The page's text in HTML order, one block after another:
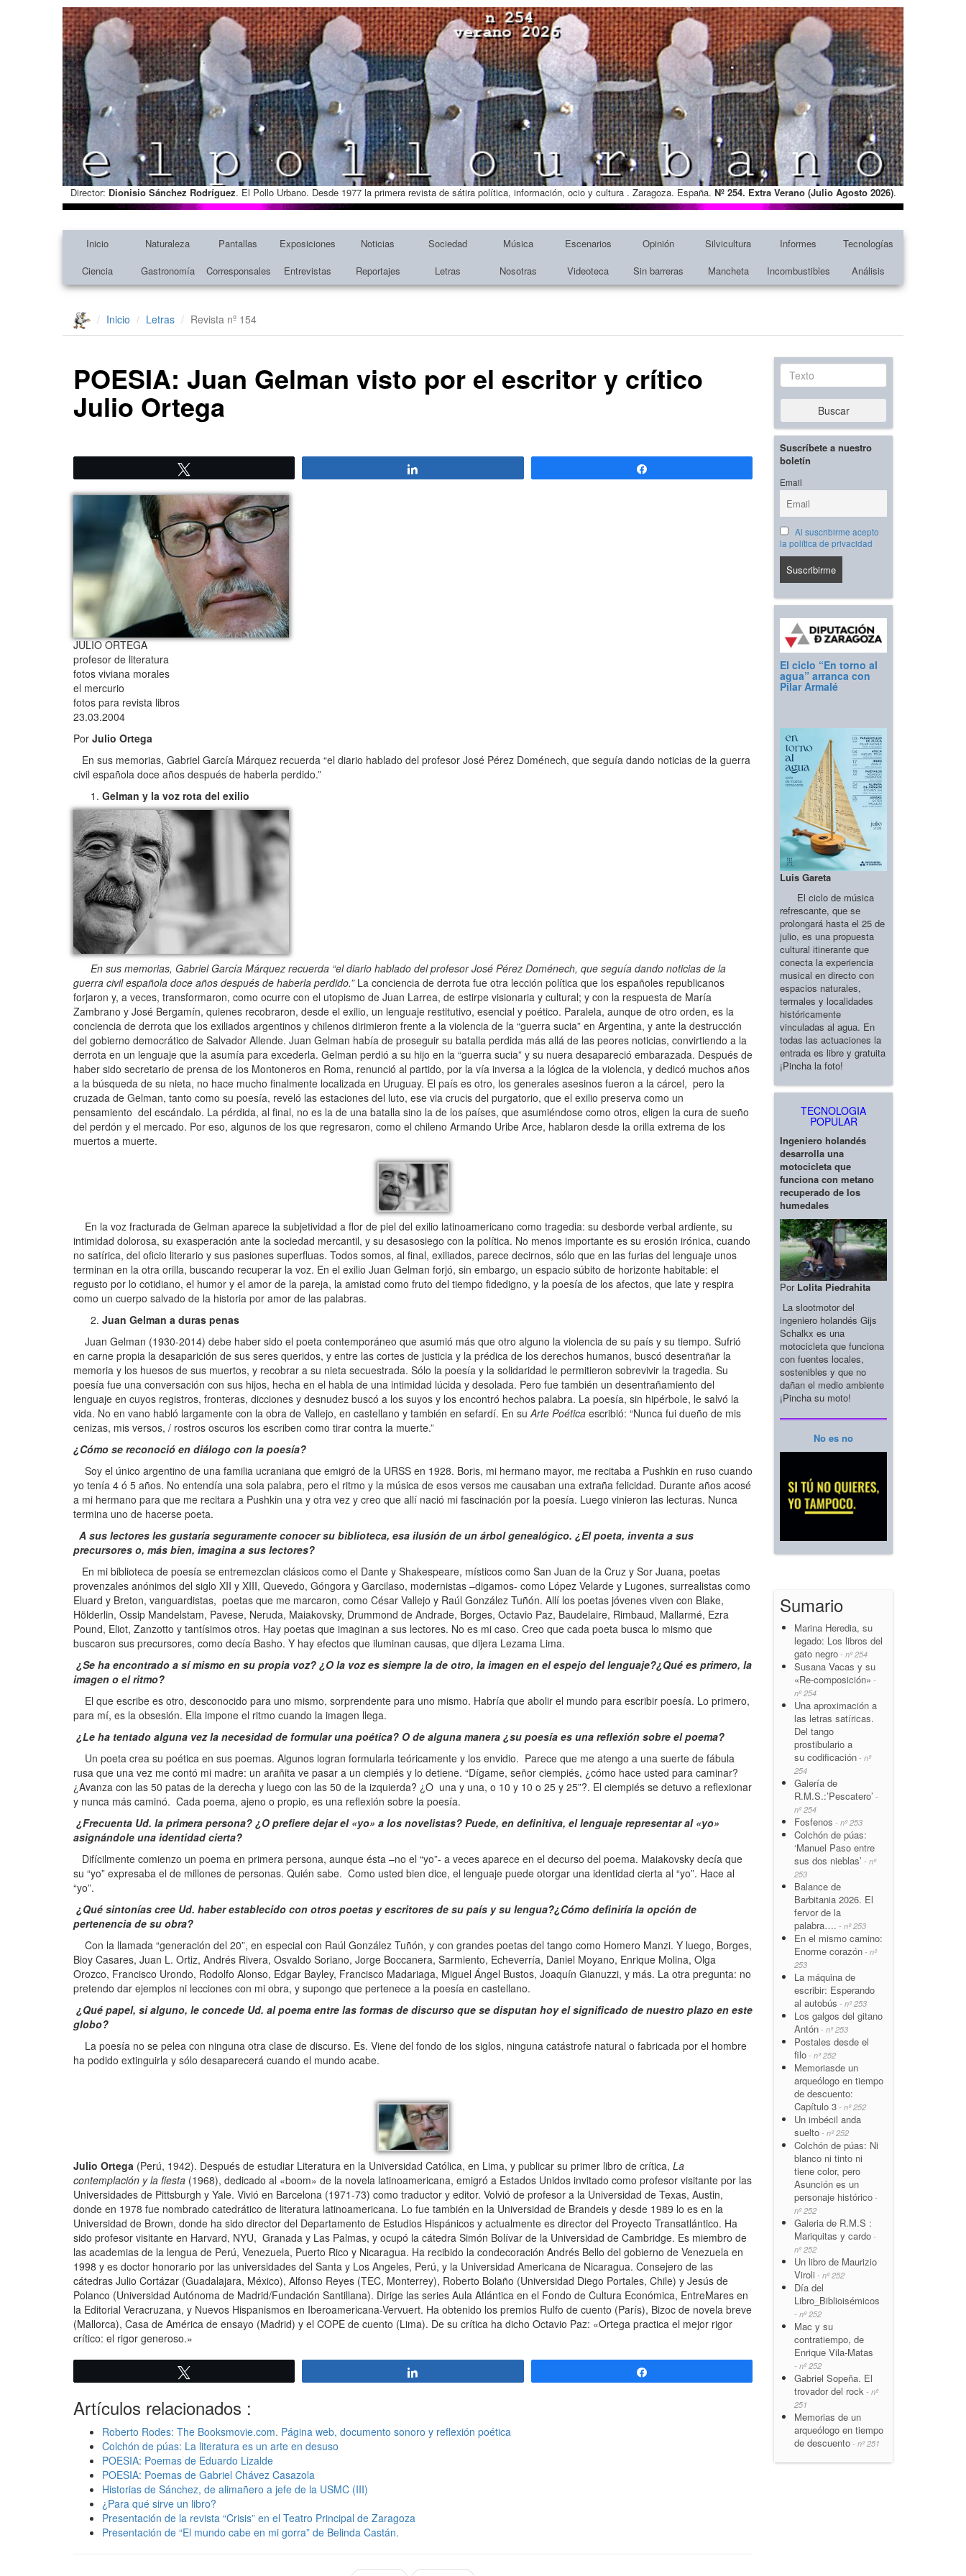
Director: Dionisio Sánchez Rodríguez. El Pollo Urbano. Desde 1977 la primera revista de sátira política, información, ocio y cultura . Zaragoza. España. Nº 254. Extra Verano (Julio Agosto 2026).
Inicio Naturaleza Pantallas Exposiciones Noticias Sociedad Música Escenarios Opinión Silvicultura Informes
Tecnologías
Ciencia
Gastronomía Corresponsales Entrevistas Reportajes Letras Nosotras Videoteca Sin barreras Mancheta Incombustibles Análisis
Inicio Letras Revista nº 154
POESIA: Juan Gelman visto por el escritor y crítico
Julio Ortega
JULIO ORTEGA
profesor de literatura
fotos viviana morales
el mercurio
fotos para revista libros
23.03.2004
Por Julio Ortega
En sus memorias, Gabriel García Márquez recuerda “el diario hablado del profesor José Pérez Doménech, que seguía dando noticias de la guerra
civil española doce años después de haberla perdido.”
Gelman y la voz rota del exilio
En sus memorias, Gabriel García Márquez recuerda “el diario hablado del profesor José Pérez Doménech, que seguía dando noticias de la
guerra civil española doce años después de haberla perdido.” La conciencia de derrota fue otra lección política que los españoles republicanos
forjaron y, a veces, transformaron, como ocurre con el utopismo de Juan Larrea, de estirpe visionaria y cultural; y con la respuesta de María
Zambrano y José Bergamín, quienes recobraron, desde el exilio, un lenguaje restitutivo, esencial y poético. Paralela, aunque de otro orden, es la
conciencia de derrota que los exiliados argentinos y chilenos dirimieron frente a la violencia de la “guerra sucia” en Argentina, y ante la destrucción
del gobierno democrático de Salvador Allende. Juan Gelman había de proseguir su batalla perdida más allá de las peores noticias, convirtiendo a la
derrota en un lenguaje que la asumía para excederla. Gelman perdió a su hijo en la “guerra sucia” y su nuera desapareció embarazada. Después de
haber sido secretario de prensa de los Montoneros en Roma, renunció al partido, por la vía inversa a la lógica de la violencia, y dedicó muchos años
a la búsqueda de su nieta, no hace mucho finalmente localizada en Uruguay. El país es otro, los generales asesinos fueron a la cárcel, pero la
cruzada de Gelman, tanto como su poesía, reveló las estaciones del luto, ese via crucis del purgatorio, que el exilio preserva como un
pensamiento del escándalo. La pérdida, al final, no es la de una batalla sino la de los países, que asumiéndose como otros, eligen la cura de sueño
del perdón y el mercado. Por eso, algunos de los que regresaron, como el chileno Armando Uribe Arce, hablaron desde la orilla extrema de los
muertos a muerte.
En la voz fracturada de Gelman aparece la subjetividad a flor de piel del exilio latinoamericano como tragedia: su desborde verbal ardiente, su
intimidad dolorosa, su exasperación ante la sociedad mercantil, y su desasosiego con la política. No menos importante es su erosión irónica, cuando
no satírica, del oficio literario y sus pasiones superfluas. Todos somos, al final, exiliados, parece decirnos, sólo que en las furias del lenguaje unos
terminan en la otra orilla, buscando recuperar la voz. En el exilio Juan Gelman forjó, sin embargo, un espacio súbito de horizonte habitable: el
regusto por lo cotidiano, el humor y el amor de la pareja, la amistad como fruto del tiempo fidedigno, y la poesía de los afectos, que late y respira
como un cuerpo salvado de la historia por amor de las palabras.
Juan Gelman a duras penas
Juan Gelman (1930-2014) debe haber sido el poeta contemporáneo que asumió más que otro alguno la violencia de su país y su tiempo. Sufrió
en carne propia la desaparición de sus seres queridos, y entre las cortes de justicia y la prédica de los derechos humanos, buscó desentrañar la
memoria y los huesos de sus muertos, y recobrar a su nieta secuestrada. Sólo la poesía y la solidaridad le permitieron sobrevivir la tragedia. Su
poesía fue una conversación con sus hijos, hecha en el habla de una intimidad lúcida y desolada. Pero fue también un desentrañamiento del
lenguaje en cuyos registros, fronteras, dicciones y desnudez buscó a los suyos y los encontró hechos palabra. La poesía, sin hipérbole, le salvó la
vida. No en vano habló largamente con la obra de Vallejo, en castellano y también en sefardí. En su Arte Poética escribió: “Nunca fui dueño de mis
cenizas, mis versos, / rostros oscuros los escriben como tirar contra la muerte.”
¿Cómo se reconoció en diálogo con la poesía?
Soy el único argentino de una familia ucraniana que emigró de la URSS en 1928. Boris, mi hermano mayor, me recitaba a Pushkin en ruso cuando
yo tenía 4 ó 5 años. No entendía una sola palabra, pero el ritmo y la música de esos versos me causaban una extraña felicidad. Durante años acosé
a mi hermano para que me recitara a Pushkin una y otra vez y creo que allí nació mi fascinación por la poesía. Luego vinieron las lecturas. Nunca
termina uno de hacerse poeta.
A sus lectores les gustaría seguramente conocer su biblioteca, esa ilusión de un árbol genealógico. ¿El poeta, inventa a sus
precursores o, más bien, imagina a sus lectores?
En mi biblioteca de poesía se entremezclan clásicos como el Dante y Shakespeare, místicos como San Juan de la Cruz y Sor Juana, poetas
provenzales anónimos del siglo XII y XIII, Quevedo, Góngora y Garcilaso, modernistas –digamos- como López Velarde y Lugones, surrealistas como
Eluard y Breton, vanguardistas, poetas que me marcaron, como César Vallejo y Raúl González Tuñón. Allí los poetas jóvenes viven con Blake,
Hölderlin, Ossip Mandelstam, Pavese, Neruda, Maiakovsky, Drummond de Andrade, Borges, Octavio Paz, Baudelaire, Rimbaud, Mallarmé, Ezra
Pound, Eliot, Zanzotto y tantísimos otros. Hay poetas que imaginan a sus lectores. No es mi caso. Creo que cada poeta busca lo mismo que
buscaron sus precursores, como decía Basho. Y hay efectos que iluminan causas, que dijera Lezama Lima.
¿Se ha encontrado a sí mismo en su propia voz? ¿O la voz es siempre la de otro, la imagen en el espejo del lenguaje?¿Qué es primero, la
imagen o el ritmo?
El que escribe es otro, desconocido para uno mismo, sorprendente para uno mismo. Habría que abolir el mundo para escribir poesía. Lo primero,
para mí, es la obsesión. Ella impone el ritmo cuando la imagen llega.
¿Le ha tentado alguna vez la necesidad de formular una poética? O de alguna manera ¿su poesía es una reflexión sobre el poema?
Un poeta crea su poética en sus poemas. Algunos logran formularla teóricamente y los envidio. Parece que me atengo a una suerte de fábula
rusa que una vez me contó mi madre: un arañita ve pasar a un ciempiés y lo detiene. “Dígame, señor ciempiés, ¿cómo hace usted para caminar?
¿Avanza con las 50 patas de la derecha y luego con las 50 de la izquierda? ¿O una y una, o 10 y 10 o 25 y 25”?. El ciempiés se detuvo a reflexionar
y nunca más caminó. Cada poema, ajeno o propio, es una reflexión sobre la poesía.
¿Frecuenta Ud. la primera persona? ¿O prefiere dejar el «yo» a los novelistas? Puede, en definitiva, el lenguaje representar al «yo»
asignándole una identidad cierta?
Difícilmente comienzo un poema en primera persona, aunque ésta –no el “yo”- a veces aparece en el decurso del poema. Maiakovsky decía que
su “yo” expresaba el de millones de personas. Quién sabe. Como usted bien dice, el lenguaje puede otorgar una identidad cierta al “yo”. Hace al
“yo”.
¿Qué sintonías cree Ud. haber establecido con otros poetas y escritores de su país y su lengua?¿Cómo definiría la opción de
pertenencia de su obra?
Con la llamada “generación del 20”, en especial con Raúl González Tuñón, y con grandes poetas del tango como Homero Manzi. Y luego, Borges,
Bioy Casares, Juan L. Ortiz, Andrés Rivera, Osvaldo Soriano, Jorge Boccanera, Sarmiento, Echeverría, Daniel Moyano, Enrique Molina, Olga
Orozco, Francisco Urondo, Rodolfo Alonso, Edgar Bayley, Francisco Madariaga, Miguel Ángel Bustos, Joaquín Gianuzzi, y más. La otra pregunta: no
pretendo dar ejemplos ni lecciones con mi obra, y supongo que pertenece a la poesía en castellano.
¿Qué papel, si alguno, le concede Ud. al poema entre las formas de discurso que se disputan hoy el significado de nuestro plazo en este
globo?
La poesía no se pelea con ninguna otra clase de discurso. Es. Viene del fondo de los siglos, ninguna catástrofe natural o fabricada por el hombre
ha podido extinguirla y sólo desaparecerá cuando el mundo acabe.
Julio Ortega (Perú, 1942). Después de estudiar Literatura en la Universidad Católica, en Lima, y publicar su primer libro de crítica, La
contemplación y la fiesta (1968), dedicado al «boom» de la novela latinoamericana, emigró a Estados Unidos invitado como profesor visitante por las
Universidades de Pittsburgh y Yale. Vivió en Barcelona (1971-73) como traductor y editor. Volvió de profesor a la Universidad de Texas, Austin,
donde en 1978 fue nombrado catedrático de literatura latinoamericana. Lo fue también en la Universidad de Brandeis y desde 1989 lo es en la
Universidad de Brown, donde ha sido director del Departamento de Estudios Hispánicos y actualmente es director del Proyecto Transatlántico. Ha
sido profesor visitante en Harvard, NYU, Granada y Las Palmas, y ocupó la cátedra Simón Bolívar de la Universidad de Cambridge. Es miembro de
las academias de la lengua de Perú, Venezuela, Puerto Rico y Nicaragua. Ha recibido la condecoración Andrés Bello del gobierno de Venezuela en
1998 y es doctor honorario por las universidades del Santa y Los Angeles, Perú, y la Universidad Americana de Nicaragua. Consejero de las
cátedras Julio Cortázar (Guadalajara, México), Alfonso Reyes (TEC, Monterrey), Roberto Bolaño (Universidad Diego Portales, Chile) y Jesús de
Polanco (Universidad Autónoma de Madrid/Fundación Santillana). Dirige las series Aula Atlántica en el Fondo de Cultura Económica, EntreMares en
la Editorial Veracruzana, y Nuevos Hispanismos en Iberoamericana-Vervuert. Ha obtenido los premios Rulfo de cuento (París), Bizoc de novela breve
(Mallorca), Casa de América de ensayo (Madrid) y el COPE de cuento (Lima). De su crítica ha dicho Octavio Paz: «Ortega practica el mejor rigor
crítico: el rigor generoso.»
Artículos relacionados :
Roberto Rodes: The Booksmovie.com. Página web, documento sonoro y reflexión poética
Colchón de púas: La literatura es un arte en desuso
POESIA: Poemas de Eduardo Lizalde
POESIA: Poemas de Gabriel Chávez Casazola
Historias de Sánchez, de alimañero a jefe de la USMC (III)
¿Para qué sirve un libro?
Presentación de la revista “Crisis” en el Teatro Principal de Zaragoza
Presentación de “El mundo cabe en mi gorra” de Belinda Castán.
Texto
Buscar
Suscríbete a nuestro
boletín
Email
Al suscribirme acepto
la política de privacidad
El ciclo “En torno al
agua” arranca con
Pilar Armalé
Luis Gareta
El ciclo de música
refrescante, que se
prolongará hasta el 25 de
julio, es una propuesta
cultural itinerante que
conecta la experiencia
musical en directo con
espacios naturales,
termales y localidades
históricamente
vinculadas al agua. En
todas las actuaciones la
entrada es libre y gratuita
¡Pincha la foto!
TECNOLOGIA
POPULAR
Ingeniero holandés
desarrolla una
motocicleta que
funciona con metano
recuperado de los
humedales
Por Lolita Piedrahita
La slootmotor del
ingeniero holandés Gijs
Schalkx es una
motocicleta que funciona
con fuentes locales,
sostenibles y que no
dañan el medio ambiente
¡Pincha su moto!
No es no
Sumario
Marina Heredia, su
legado: Los libros del
gato negro - nº 254
Susana Vacas y su
«Re-composición» -
nº 254
Una aproximación a
las letras satíricas.
Del tango
prostibulario a
su codificación - nº
254
Galería de
R.M.S.:’Pescatero’ -
nº 254
Fosfenos - nº 253
Colchón de púas:
‘Manuel Paso entre
sus dos nieblas’ - nº
253
Balance de
Barbitania 2026. El
fervor de la
palabra…. - nº 253
En el mismo camino:
Enorme corazón - nº
253
La máquina de
escribir: Esperando
al autobús - nº 253
Los galgos del gitano
Antón - nº 253
Postales desde el
filo - nº 252
Memoriasde un
arqueólogo en tiempo
de descuento:
Capítulo 3 - nº 252
Un imbécil anda
suelto - nº 252
Colchón de púas: Ni
blanco ni tinto ni
tiene color, pero
Asunción es un
personaje histórico -
nº 252
Galeria de R.M.S :
Mariquitas y cardo -
nº 252
Un libro de Maurizio
Viroli - nº 252
Día del
Libro_Biblioisémicos
- nº 252
Mac y su
contratiempo, de
Enrique Vila-Matas
- nº 252
Gabriel Sopeña. El
trovador del rock - nº
251
Memorias de un
arqueólogo en tiempo
de descuento - nº 251